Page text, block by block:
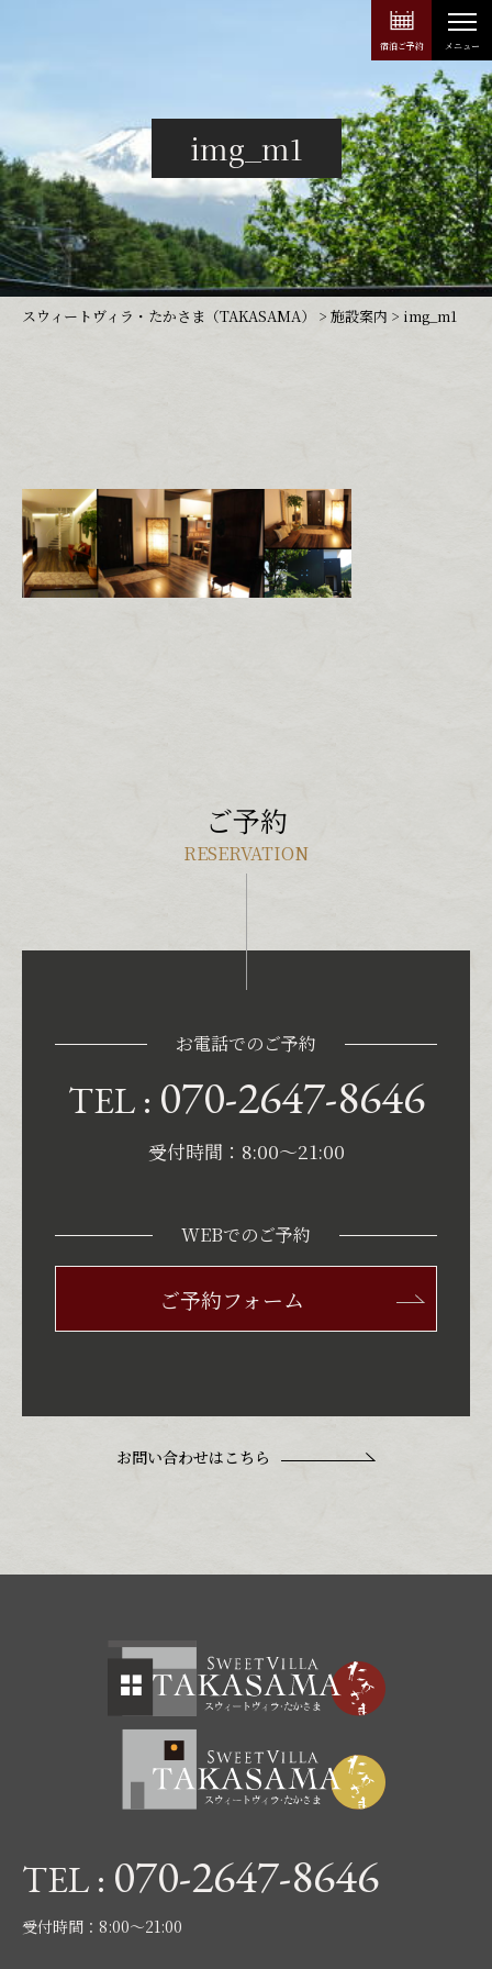
宿泊ご予約
img_m1
スウィートヴィラ・たかさま（TAKASAMA） > 施設案内 > img_m1
ご予約
RESERVATION
お電話でのご予約
TEL : 070-2647-8646
受付時間：8:00〜21:00
WEBでのご予約
ご予約フォーム
お問い合わせはこちら
TEL : 070-2647-8646
受付時間：8:00〜21:00